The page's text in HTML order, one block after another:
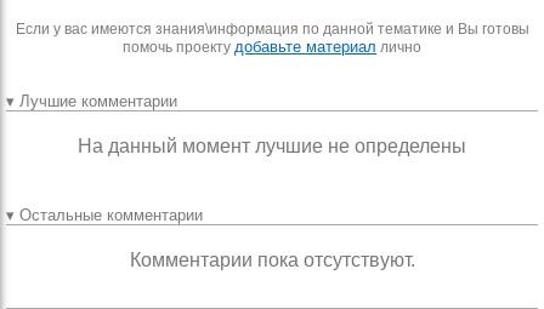
Если у вас имеются знания\информация по данной тематике и Вы готовы
помочь проекту добавьте материал лично
▾ Лучшие комментарии
На данный момент лучшие не определены
▾ Остальные комментарии
Комментарии пока отсутствуют.